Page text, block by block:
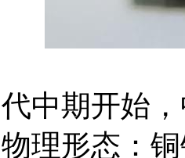
期开始，
理形态：